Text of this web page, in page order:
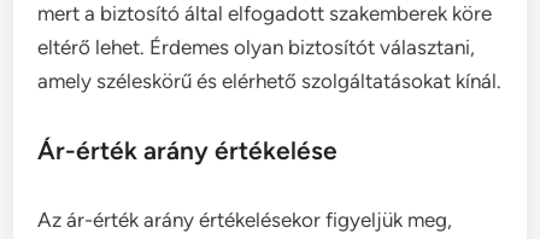
mert a biztosító által elfogadott szakemberek köre
eltérő lehet. Érdemes olyan biztosítót választani,
amely széleskörű és elérhető szolgáltatásokat kínál.
Ár-érték arány értékelése
Az ár-érték arány értékelésekor figyeljük meg,